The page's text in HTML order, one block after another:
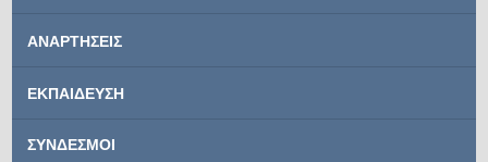
ΑΝΑΡΤΗΣΕΙΣ
ΕΚΠΑΙΔΕΥΣΗ
ΣΥΝΔΕΣΜΟΙ